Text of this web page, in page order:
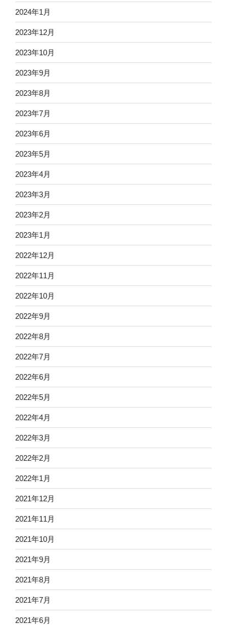
2024年1月
2023年12月
2023年10月
2023年9月
2023年8月
2023年7月
2023年6月
2023年5月
2023年4月
2023年3月
2023年2月
2023年1月
2022年12月
2022年11月
2022年10月
2022年9月
2022年8月
2022年7月
2022年6月
2022年5月
2022年4月
2022年3月
2022年2月
2022年1月
2021年12月
2021年11月
2021年10月
2021年9月
2021年8月
2021年7月
2021年6月